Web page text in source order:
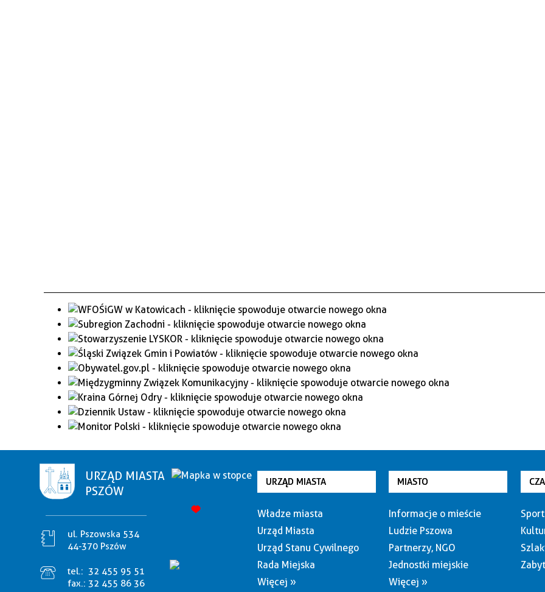
URZĄD MIASTA
PSZÓW
ul. Pszowska 534
44-370 Pszów
tel.: 32 455 95 51
fax.: 32 455 86 36
URZĄD MIASTA
Władze miasta
Urząd Miasta
Urząd Stanu Cywilnego
Rada Miejska
Więcej »
MIASTO
Informacje o mieście
Ludzie Pszowa
Partnerzy, NGO
Jednostki miejskie
Więcej »
Sport